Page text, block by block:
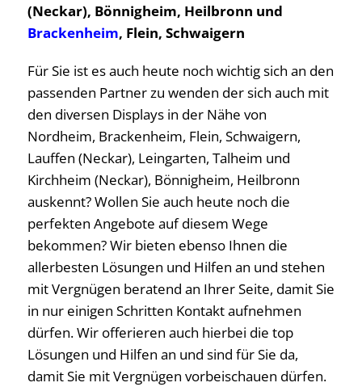
(Neckar), Bönnigheim, Heilbronn und
Brackenheim, Flein, Schwaigern
Für Sie ist es auch heute noch wichtig sich an den
passenden Partner zu wenden der sich auch mit
den diversen Displays in der Nähe von
Nordheim, Brackenheim, Flein, Schwaigern,
Lauffen (Neckar), Leingarten, Talheim und
Kirchheim (Neckar), Bönnigheim, Heilbronn
auskennt? Wollen Sie auch heute noch die
perfekten Angebote auf diesem Wege
bekommen? Wir bieten ebenso Ihnen die
allerbesten Lösungen und Hilfen an und stehen
mit Vergnügen beratend an Ihrer Seite, damit Sie
in nur einigen Schritten Kontakt aufnehmen
dürfen. Wir offerieren auch hierbei die top
Lösungen und Hilfen an und sind für Sie da,
damit Sie mit Vergnügen vorbeischauen dürfen.